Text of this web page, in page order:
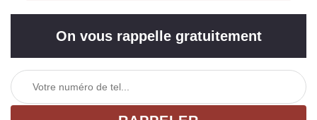
On vous rappelle gratuitement